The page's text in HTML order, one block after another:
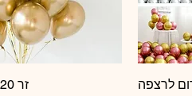
תצוגה מהירה
זר 20 בלוני כרום